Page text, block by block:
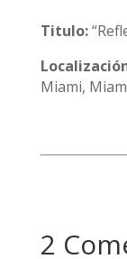
Titulo:
Miami,
2